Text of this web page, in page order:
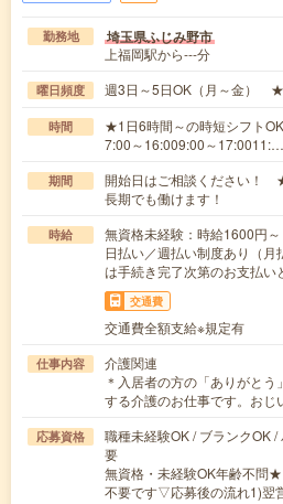
勤務地 埼玉県ふじみ野市
上福岡駅から---分
曜日頻度 週3日～5日OK（月～金）
時間
★1日6時間～の時短シフト
7:00～16:009:00～17:0011:…
期間
開始日はご相談ください！
長期でも働けます！
時給
無資格未経験：時給1600
日払い／週払い制度あり（
は手続き完了次第のお支払い
交通費
交通費全額支給※規定有
仕事内容
介護関連
＊入居者の方の「ありがと
する介護のお仕事です。お
応募資格
職種未経験OK / ブランクOK
要
無資格・未経験OK年齢不問
不要です▽応募後の流れ1)翌